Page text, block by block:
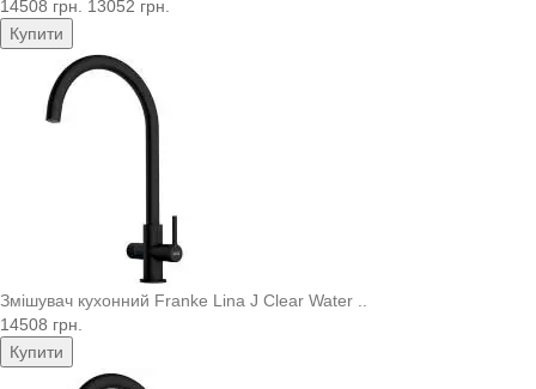
14508 грн.
13052 грн.
Купити
Змішувач кухонний Franke Lina J Clear Water ..
14508 грн.
Купити